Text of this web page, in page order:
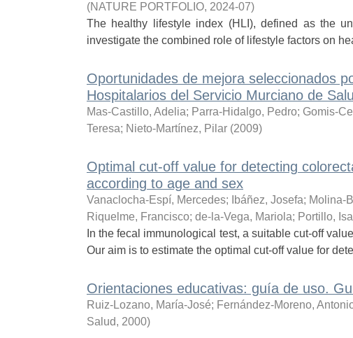
(NATURE PORTFOLIO, 2024-07)
The healthy lifestyle index (HLI), defined as the
investigate the combined role of lifestyle factors on
Oportunidades de mejora seleccionados
Hospitalarios del Servicio Murciano de
Mas-Castillo, Adelia; Parra-Hidalgo, Pedro; Gomis-
Teresa; Nieto-Martínez, Pilar (2009)
Optimal cut-off value for detecting
according to age and sex
Vanaclocha-Espí, Mercedes; Ibáñez, Josefa; Molina-
Riquelme, Francisco; de-la-Vega, Mariola; Portillo,
In the fecal immunological test, a suitable cut-off
Our aim is to estimate the optimal cut-off value for
Orientaciones educativas: guía de uso.
Ruiz-Lozano, María-José; Fernández-Moreno,
Salud, 2000)